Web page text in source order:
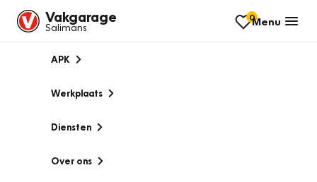
Vakgarage
Salimans
0Menu
APK
Werkplaats
Diensten
Over ons